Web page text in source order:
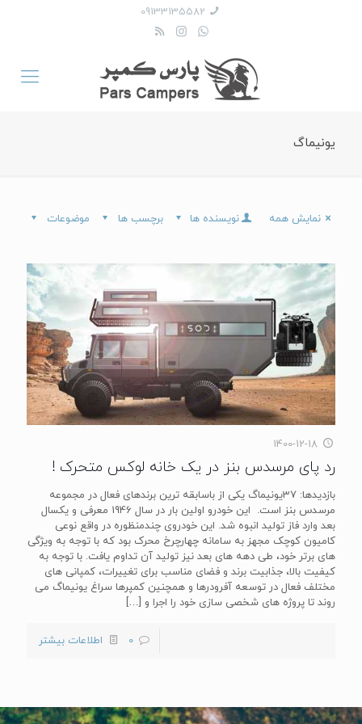
09133135582
یونیماگ
موضوعات برچسب ها نویسنده ها نمایش همه
1400-12-18
رد پای مرسدس بنز در یک خانه لوکس متحرک !
بازدیدها: 37یونیماگ یکی از باسابقه ترین برندهای فعال در مجموعه
مرسدس بنز است. این خودرو اولین بار در سال 1946 معرفی و یکسال
بعد وارد فاز تولید انبوه شد. این خودروی چندمنظوره در واقع نوعی
کامیون کوچک مجهز به سامانه چهارچرخ محرک بود که با توجه به ویژگی
های برتر خود، طی دهه های بعد نیز تولید آن تداوم یافت. با توجه به
کیفیت بالا، جذابیت برند و فضای مناسب برای تغییرات، کمپانی های
مختلف فعال در توسعه آفرودرها و همچنین کمپرها سراغ یونیماگ می
روند تا پروژه های شخصی سازی خود را اجرا و […]
0 اطلاعات بیشتر